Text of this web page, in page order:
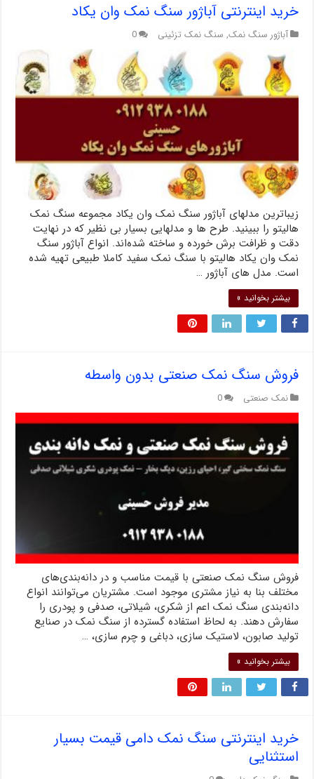
خرید اینترنتی آباژور سنگ نمک وان یکاد
آباژور سنگ نمک, سنگ نمک تزئینی 0
زیباترین مدلهای آباژور سنگ نمک وان یکاد مجموعه سنگ نمک
هالیتو را ببینید. طرح ها و مدلهایی بسیار بی نظیر که در نهایت
دقت و ظرافت برش خورده و ساخته شده‌اند. انواع آباژور سنگ
نمک وان یکاد هالیتو با سنگ نمک سفید کاملا طبیعی تهیه شده
است. مدل های آباژور …
بیشتر بخوانید »
فروش سنگ نمک صنعتی بدون واسطه
نمک صنعتی 0
فروش سنگ نمک صنعتی با قیمت مناسب و در دانه‌بندی‌های
مختلف بنا به نیاز مشتری موجود است. مشتریان می‌توانند انواع
دانه‌بندی سنگ نمک اعم از شکری، شیلاتی، صدفی و پودری را
سفارش دهند. به لحاظ استفاده گسترده از سنگ نمک در صنایع
تولید صابون، لاستیک سازی، دباغی و چرم سازی، …
بیشتر بخوانید »
خرید اینترنتی سنگ نمک دامی قیمت بسیار
استثنایی